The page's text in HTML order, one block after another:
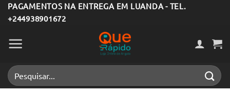
Skip
to
content
PAGAMENTOS NA ENTREGA EM LUANDA - TEL.
+244938901672
Pesquisar
por: